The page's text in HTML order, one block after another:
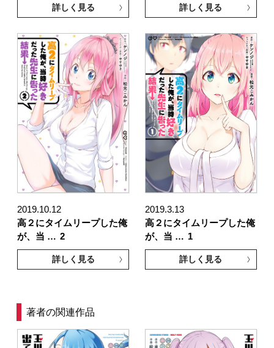
詳しく見る 詳しく見る
2019.10.12
高２にタイムリープした俺
が、当 … 2
詳しく見る
2019.3.13
高２にタイムリープした俺
が、当 … 1
詳しく見る
著者の関連作品